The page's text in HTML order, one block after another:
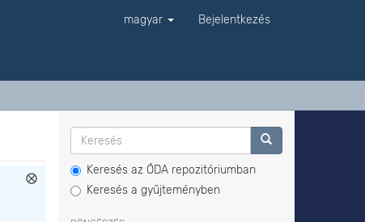
magyar Bejelentkezés
Keresés az ÓDA repozitóriumban
Keresés a gyűjteményben